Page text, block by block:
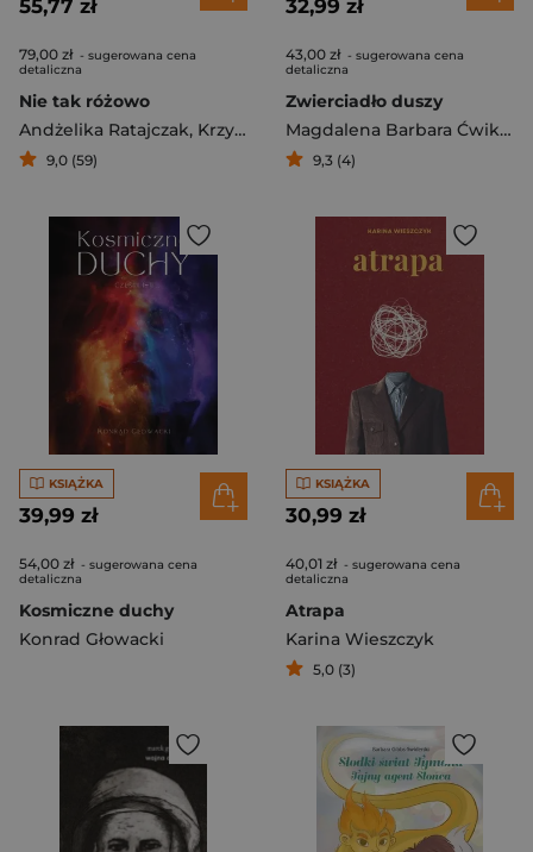
55,77 zł
79,00 zł - sugerowana cena
detaliczna
Nie tak różowo
Andżelika Ratajczak, Krzysztof Weder
9,0 (59)
32,99 zł
43,00 zł - sugerowana cena
detaliczna
Zwierciadło duszy
Magdalena Barbara Ćwiklińska-Deryng
9,3 (4)
KSIĄŻKA
39,99 zł
54,00 zł - sugerowana cena
detaliczna
Kosmiczne duchy
Konrad Głowacki
KSIĄŻKA
30,99 zł
40,01 zł - sugerowana cena
detaliczna
Atrapa
Karina Wieszczyk
5,0 (3)